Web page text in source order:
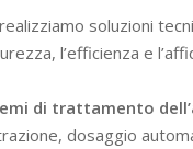
soluzioni
l’efficienza e
di trattamento
dosaggio